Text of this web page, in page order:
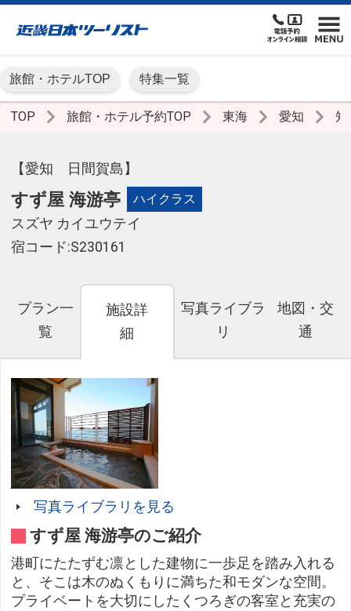
旅館・ホテルTOP 特集一覧
TOP 旅館・ホテル予約TOP 東海 愛知
【愛知 日間賀島】
すず屋 海游亭 ハイクラス
スズヤ カイユウテイ
宿コード:S230161
プラン一
覧
施設詳
細
写真ライブラ
リ
地図・交
通
写真ライブラリを見る
すず屋 海游亭のご紹介
港町にたたずむ凛とした建物に一歩足を踏み入れる
と、そこは木のぬくもりに満ちた和モダンな空間。
プライベートを大切にしたくつろぎの客室と充実の